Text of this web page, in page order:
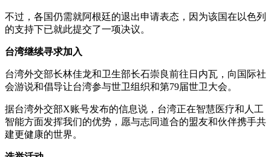
不过，各国仍需就阿根廷的退出申请表态，因为该国在以色列
的支持下已就此提交了一项决议。
台湾继续寻求加入
台湾外交部长林佳龙和卫生部长石崇良前往日内瓦，向国际社
会游说和倡导让台湾参与世卫组织和第79届世卫大会。
据台湾外交部X账号发布的信息说，台湾正在智慧医疗和人工
智能方面发挥我们的优势，愿与志同道合的盟友和伙伴携手共
建更健康的世界。